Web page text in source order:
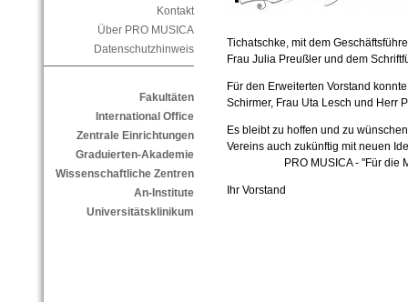
Kontakt
Über PRO MUSICA
Datenschutzhinweis
Fakultäten
International Office
Zentrale Einrichtungen
Graduierten-Akademie
Wissenschaftliche Zentren
An-Institute
Universitätsklinikum
Tichatschke, mit dem
Frau Julia Preußler und dem
Für den Erweiterten Vorstand
Schirmer, Frau Uta Lesch und Herr
Es bleibt zu hoffen und zu
Vereins auch zukünftig mit neuen
PRO MUSICA - "Für die
Ihr Vorstand